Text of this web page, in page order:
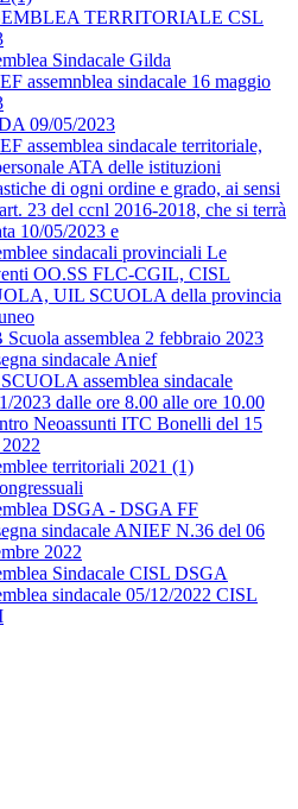
TERRITORIALE CSL
Sindacale Gilda
assemnblea sindacale 16 maggio
09/05/2023
assemblea sindacale territoriale,
ATA delle istituzioni
di ogni ordine e grado, ai sensi
23 del ccnl 2016-2018, che si terrà
10/05/2023 e
sindacali provinciali Le
OO.SS FLC-CGIL, CISL
UIL SCUOLA della provincia
Scuola assemblea 2 febbraio 2023
sindacale Anief
assemblea sindacale
2023 dalle ore 8.00 alle ore 10.00
Neoassunti ITC Bonelli del 15
territoriali 2021 (1)
DSGA - DSGA FF
sindacale ANIEF N.36 del 06
2022
Sindacale CISL DSGA
sindacale 05/12/2022 CISL